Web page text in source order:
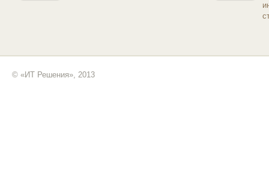
© «ИТ Решения», 2013